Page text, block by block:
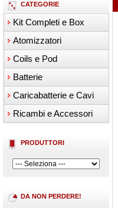
CATEGORIE
Kit Completi e Box
Atomizzatori
Coils e Pod
Batterie
Caricabatterie e Cavi
Ricambi e Accessori
PRODUTTORI
DA NON PERDERE!